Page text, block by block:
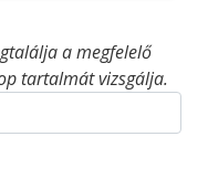
a megfelelő
tartalmát vizsgálja.